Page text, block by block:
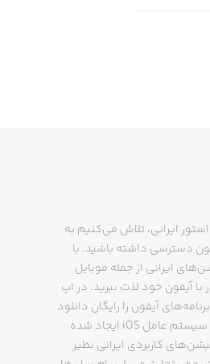
ایرانی، تلاش می‌کنیم به
دسترسی داشته باشید. با
ایرانی از جمله موبایل
آیفون خود لذت ببرید. در اپ
آیفون را رایگان دانلود
کنید و از مشکلاتی که برای کاربران ایرانی سیستم عامل iOS ایجاد شده
کاربردی ایرانی نظیر